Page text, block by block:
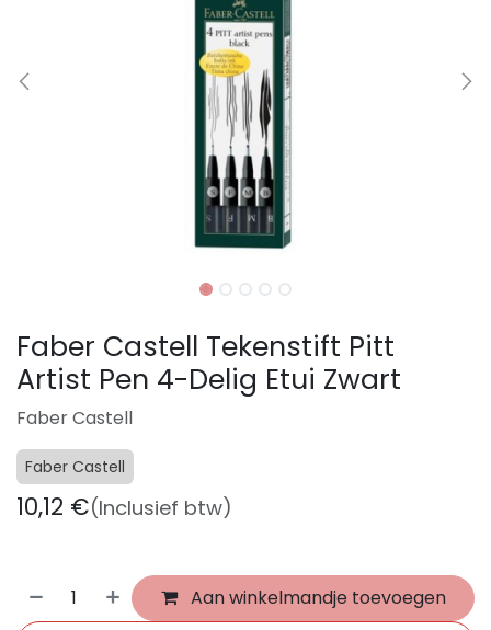
Faber Castell Tekenstift Pitt
Artist Pen 4-Delig Etui Zwart
Faber Castell
Faber Castell
10,12 €(Inclusief btw)
Aan winkelmandje toevoegen